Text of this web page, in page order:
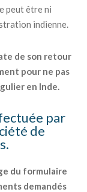
peut être ni
indienne.
de son retour
pour ne pas
en Inde.
par
de
du formulaire
demandés